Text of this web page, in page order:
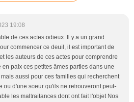
19:08
de ces actes odieux. Il y a un grand
commencer ce deuil, il est important de
les auteurs de ces actes pour comprendre
en paix ces petites âmes parties dans une
aussi pour ces familles qui recherchent
ou d'une soeur qu'ils ne retrouveront peut-
les maltraitances dont ont fait l'objet Nos